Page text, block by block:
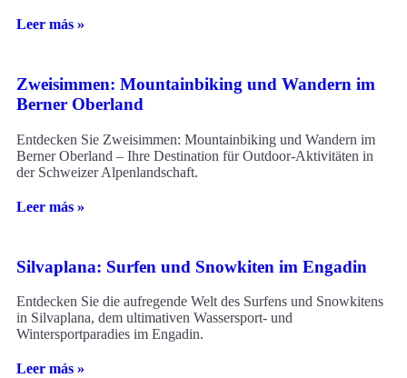
Leer más »
Zweisimmen: Mountainbiking und Wandern im
Berner Oberland
Entdecken Sie Zweisimmen: Mountainbiking und Wandern im
Berner Oberland – Ihre Destination für Outdoor-Aktivitäten in
der Schweizer Alpenlandschaft.
Leer más »
Silvaplana: Surfen und Snowkiten im Engadin
Entdecken Sie die aufregende Welt des Surfens und Snowkitens
in Silvaplana, dem ultimativen Wassersport- und
Wintersportparadies im Engadin.
Leer más »